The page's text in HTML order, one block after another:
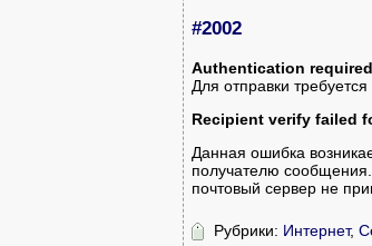
#2002
Authentication required
Для отправки
Recipient verify failed
Данная ошибка
получателю
почтовый сервер не
Рубрики: Интернет,